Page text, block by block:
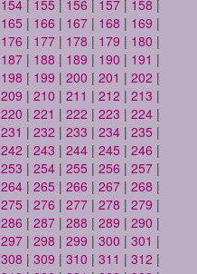
154 | 155 | 156 | 157 | 158 |
165 | 166 | 167 | 168 | 169 |
176 | 177 | 178 | 179 | 180 |
187 | 188 | 189 | 190 | 191 |
198 | 199 | 200 | 201 | 202 |
209 | 210 | 211 | 212 | 213 |
220 | 221 | 222 | 223 | 224 |
231 | 232 | 233 | 234 | 235 |
242 | 243 | 244 | 245 | 246 |
253 | 254 | 255 | 256 | 257 |
264 | 265 | 266 | 267 | 268 |
275 | 276 | 277 | 278 | 279 |
286 | 287 | 288 | 289 | 290 |
297 | 298 | 299 | 300 | 301 |
308 | 309 | 310 | 311 | 312 |